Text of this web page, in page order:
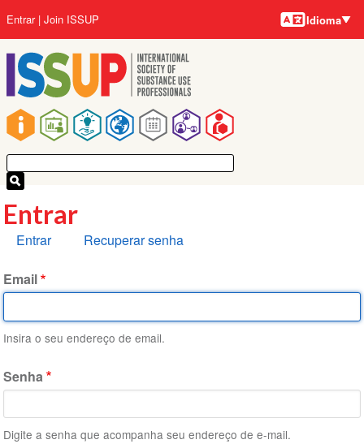
para
o
conteúdo
principal
Navegação
principal
Menu
da
conta
do
usuário
Entrar Join ISSUP Idiomas
Idioma
Entrar
Abas
Entrar Recuperar senha
Email
Insira o seu endereço de email.
Senha
Digite a senha que acompanha seu endereço de e-mail.